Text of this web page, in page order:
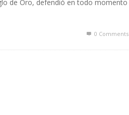
de Oro, defendió en todo momento
0 Comments